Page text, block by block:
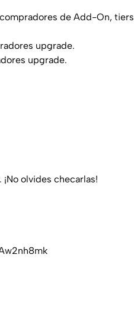
de Add-On, tiers
upgrade.
upgrade.
olvides checarlas!